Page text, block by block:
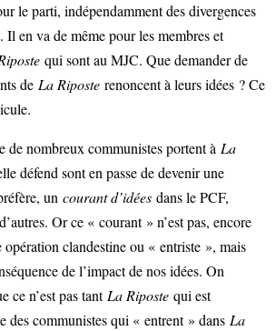
le parti, indépendamment des divergences
en va de même pour les membres et
qui sont au MJC. Que demander de
de La Riposte renoncent à leurs idées ? Ce
de nombreux communistes portent à La
défend sont en passe de devenir une
un courant d’idées dans le PCF,
Or ce « courant » n’est pas, encore
clandestine ou « entriste », mais
de l’impact de nos idées. On
ce n’est pas tantLa Riposte qui est
des communistes qui « entrent » dans La